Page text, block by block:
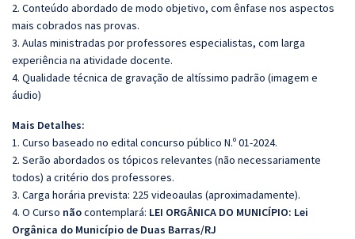
2. Conteúdo abordado de modo objetivo, com ênfase nos aspectos
mais cobrados nas provas.
3. Aulas ministradas por professores especialistas, com larga
experiência na atividade docente.
4. Qualidade técnica de gravação de altíssimo padrão (imagem e
áudio)
Mais Detalhes:
1. Curso baseado no edital concurso público N.º 01-2024.
2. Serão abordados os tópicos relevantes (não necessariamente
todos) a critério dos professores.
3. Carga horária prevista: 225 videoaulas (aproximadamente).
4. O Curso nãocontemplará: LEI ORGÂNICA DO MUNICÍPIO: Lei
Orgânica do Município de Duas Barras/RJ